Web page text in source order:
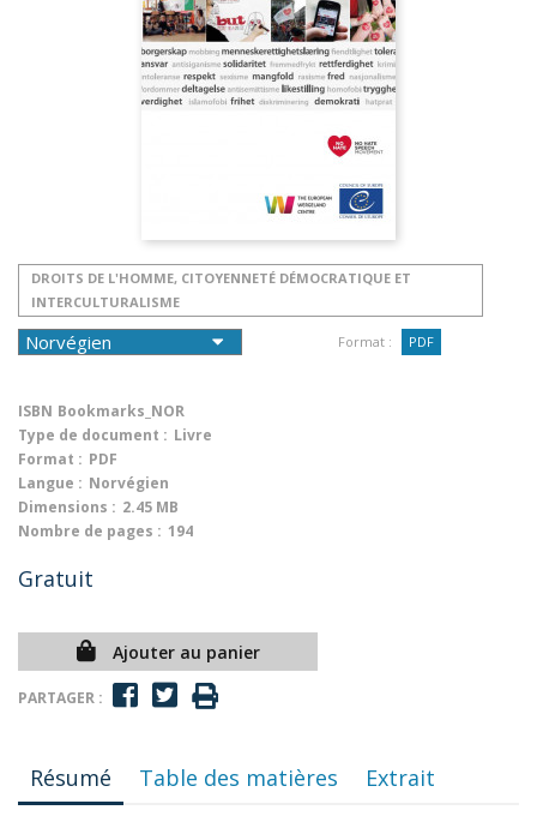
DROITS DE L'HOMME, CITOYENNETÉ DÉMOCRATIQUE ET
INTERCULTURALISME
Format : PDF
ISBN Bookmarks_NOR
Type de document : Livre
Format : PDF
Langue : Norvégien
Dimensions : 2.45 MB
Nombre de pages : 194
Gratuit
Ajouter au panier
PARTAGER :
Résumé Table des matières Extrait